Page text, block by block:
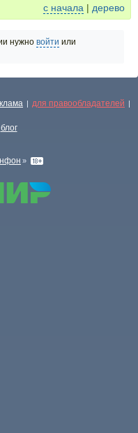
с начала | дерево
нужно войти или
| для правообладателей |
блог
»